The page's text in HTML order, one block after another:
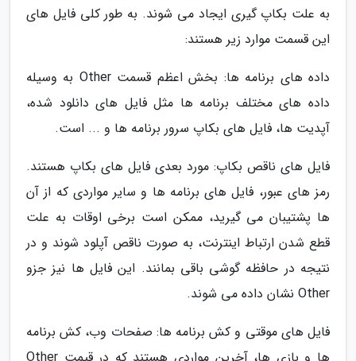
به علت بکاپ گیری ایجاد می شوند. به طور کلی فایل های
این قسمت موارد زیر هستند:
داده های برنامه ها: بخش اعظم قسمت Other به وسیله
داده های مختلف برنامه ها مثل فایل های دانلود شده،
آپدیت ها، فایل های بکاپ سرور برنامه ها و ... است.
فایل های ناقص بکاپ: مورد بعدی فایل های بکاپ هستند.
رمز های عبور، فایل های برنامه ها و سایر مواردی که از آن
ها پشتیبان می گیرید، ممکن است برخی اوقات به علت
قطع شدن ارتباط اینترنت، به صورت ناقص آپلود شوند و در
نتیجه در حافظه گوشی باقی بمانند. این فایل ها نیز جزو
Other نشان داده می شوند.
فایل های موقتی و کش برنامه ها: صفحات وب، کش برنامه